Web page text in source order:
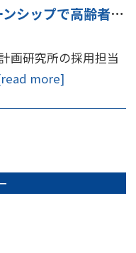
3daysインターンシップで高齢者体験してみませんか
画研究所の採用担当
more]